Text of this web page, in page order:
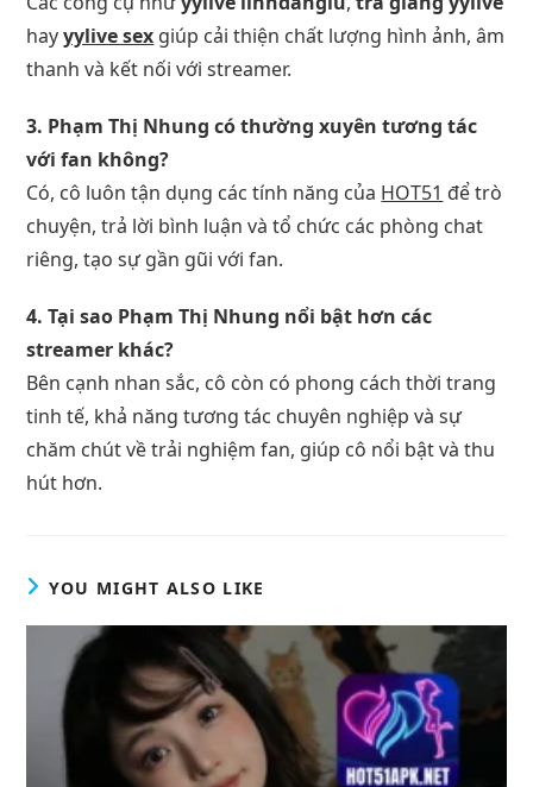
hayyylive sex giúp cải thiện chất lượng hình ảnh, âm
thanh và kết nối với streamer.
3. Phạm Thị Nhung có thường xuyên tương tác
với fan không?
Có, cô luôn tận dụng các tính năng của HOT51 để trò
chuyện, trả lời bình luận và tổ chức các phòng chat
riêng, tạo sự gần gũi với fan.
4. Tại sao Phạm Thị Nhung nổi bật hơn các
streamer khác?
Bên cạnh nhan sắc, cô còn có phong cách thời trang
tinh tế, khả năng tương tác chuyên nghiệp và sự
chăm chút về trải nghiệm fan, giúp cô nổi bật và thu
hút hơn.
YOU MIGHT ALSO LIKE